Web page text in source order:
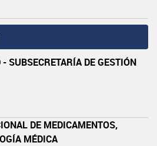
SUBSECRETARÍA DE GESTIÓN
DE MEDICAMENTOS,
MÉDICA